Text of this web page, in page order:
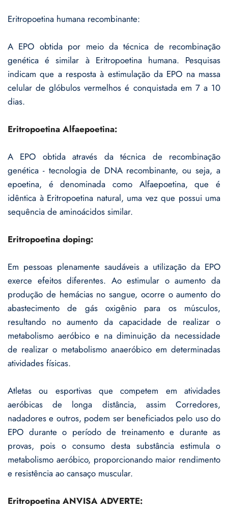
Eritropoetina humana recombinante:
A EPO obtida por meio da técnica de recombinação
genética é similar à Eritropoetina humana. Pesquisas
indicam que a resposta à estimulação da EPO na massa
celular de glóbulos vermelhos é conquistada em 7 a 10
dias.
Eritropoetina Alfaepoetina:
A EPO obtida através da técnica de recombinação
genética - tecnologia de DNA recombinante, ou seja, a
epoetina, é denominada como Alfaepoetina, que é
idêntica à Eritropoetina natural, uma vez que possui uma
sequência de aminoácidos similar.
Eritropoetina doping:
Em pessoas plenamente saudáveis a utilização da EPO
exerce efeitos diferentes. Ao estimular o aumento da
produção de hemácias no sangue, ocorre o aumento do
abastecimento de gás oxigênio para os músculos,
resultando no aumento da capacidade de realizar o
metabolismo aeróbico e na diminuição da necessidade
de realizar o metabolismo anaeróbico em determinadas
atividades físicas.
Atletas ou esportivas que competem em atividades
aeróbicas de longa distância, assim Corredores,
nadadores e outros, podem ser beneficiados pelo uso do
EPO durante o período de treinamento e durante as
provas, pois o consumo desta substância estimula o
metabolismo aeróbico, proporcionando maior rendimento
e resistência ao cansaço muscular.
Eritropoetina ANVISA ADVERTE: